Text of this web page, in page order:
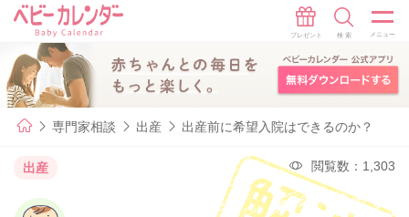
専門家相談 出産 出産前に希望入院はできるのか？
出産 閲覧数：1,303